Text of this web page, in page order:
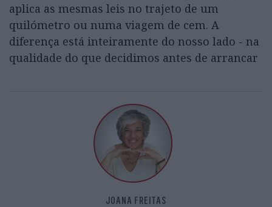
aplica as mesmas leis no trajeto de um
quilómetro ou numa viagem de cem. A
diferença está inteiramente do nosso lado - na
qualidade do que decidimos antes de arrancar
JOANA FREITAS